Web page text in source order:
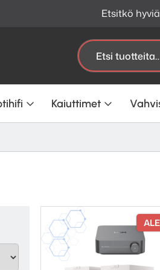
Etsitkö
Etsi:
Kaiuttimet
latest